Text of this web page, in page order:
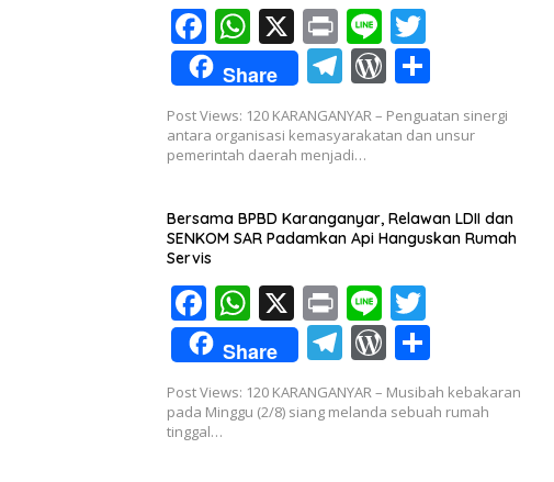
F
ac
e
b
o
k
W
h
at
s
A
p
p
X Pr
in
t
Li
n
e
w
itt
er
Share T
el
e
gr
a
m
W
or
d
e
ss
h
ar
Post Views: 120 KARANGANYAR – Penguatan sinergi
antara organisasi kemasyarakatan dan unsur
pemerintah daerah menjadi…
Bersama BPBD Karanganyar, Relawan LDII dan
SENKOM SAR Padamkan Api Hanguskan Rumah
Servis
F
ac
e
b
o
W
h
at
s
X Pr
in
t
Li
n
e
w
itt
er
Share T
el
e
W
or
d
h
ar
Post Views: 120 KARANGANYAR – Musibah kebakaran
pada Minggu (2/8) siang melanda sebuah rumah
tinggal…